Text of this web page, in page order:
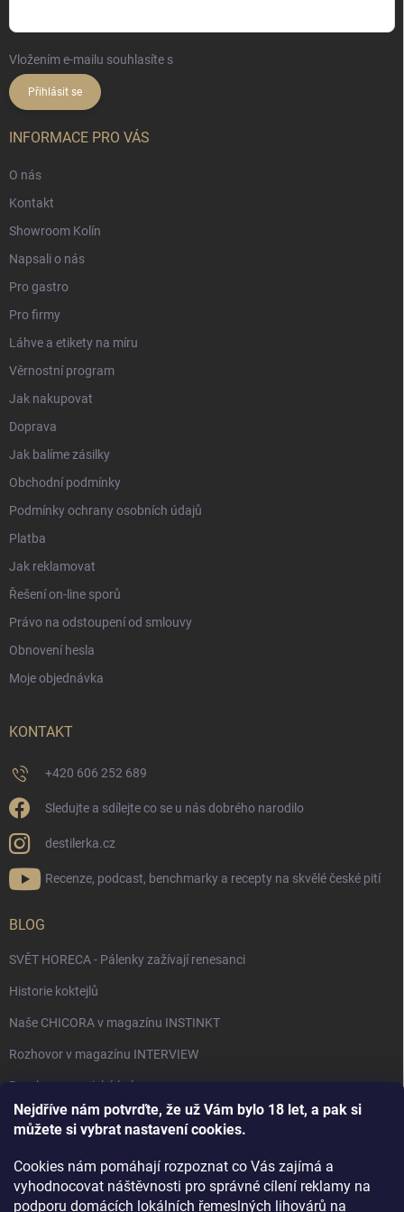
Nejdříve nám potvrďte, že už Vám bylo 18 let, a pak si
můžete si vybrat nastavení cookies.
Cookies nám pomáhají rozpoznat co Vás zajímá a
vyhodnocovat náštěvnosti pro správné cílení reklamy na
podporu domácích lokálních řemeslných lihovárů na
Vložením e-mailu souhlasíte s
Přihlásit se
INFORMACE PRO VÁS
O nás
Kontakt
Showroom Kolín
Napsali o nás
Pro gastro
Pro firmy
Láhve a etikety na míru
Věrnostní program
Jak nakupovat
Doprava
Jak balíme zásilky
Obchodní podmínky
Podmínky ochrany osobních údajů
Platba
Jak reklamovat
Řešení on-line sporů
Právo na odstoupení od smlouvy
Obnovení hesla
Moje objednávka
KONTAKT
+420 606 252 689
Sledujte a sdílejte co se u nás dobrého narodilo
destilerka.cz
Recenze, podcast, benchmarky a recepty na skvělé české pití
BLOG
SVĚT HORECA - Pálenky zažívají renesanci
Historie koktejlů
Naše CHICORA v magazínu INSTINKT
Rozhovor v magazínu INTERVIEW
Bourbon, americká krása.
Napsali v TÝDNU o naší práci
Rozhovor s DESTILERKA.CZ v magazínu DRINKING-CAT